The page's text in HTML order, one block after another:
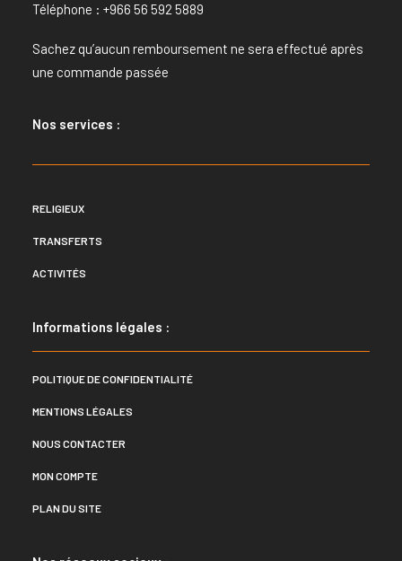
Téléphone : +966 56 592 5889
Sachez qu’aucun remboursement ne sera effectué après
une commande passée
Nos services :
RELIGIEUX
TRANSFERTS
ACTIVITÉS
Informations légales :
POLITIQUE DE CONFIDENTIALITÉ
MENTIONS LÉGALES
NOUS CONTACTER
MON COMPTE
PLAN DU SITE